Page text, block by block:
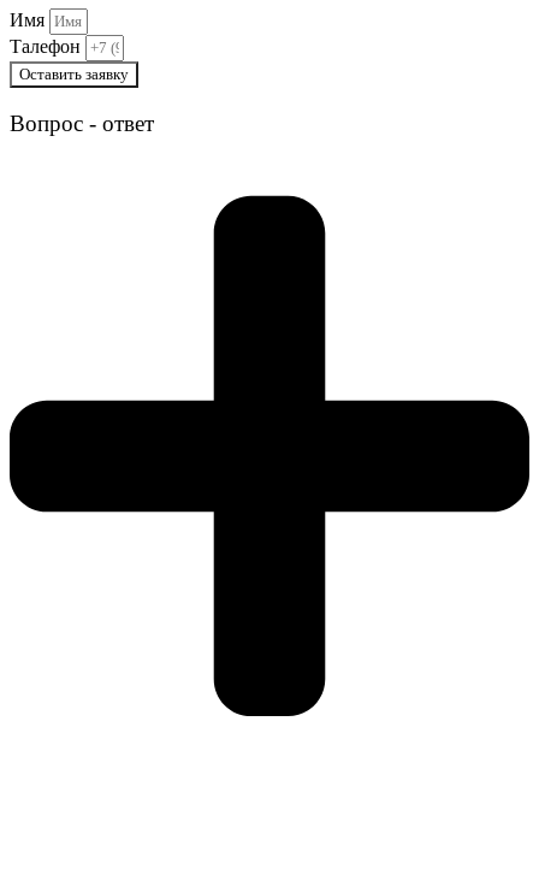
Имя
Талефон
Оставить заявку
Вопрос - ответ